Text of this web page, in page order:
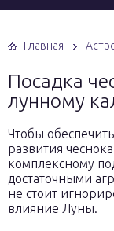
Главная
Посадка
лунному
Чтобы
развития
комплексному
достаточными
не стоит
влияние Луны.